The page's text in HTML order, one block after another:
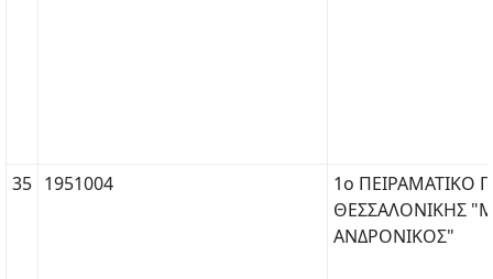
35 1951004
1ο ΠΕΙΡΑΜΑΤΙΚΟ
ΘΕΣΣΑΛΟΝΙΚΗΣ
ΑΝΔΡΟΝΙΚΟΣ"